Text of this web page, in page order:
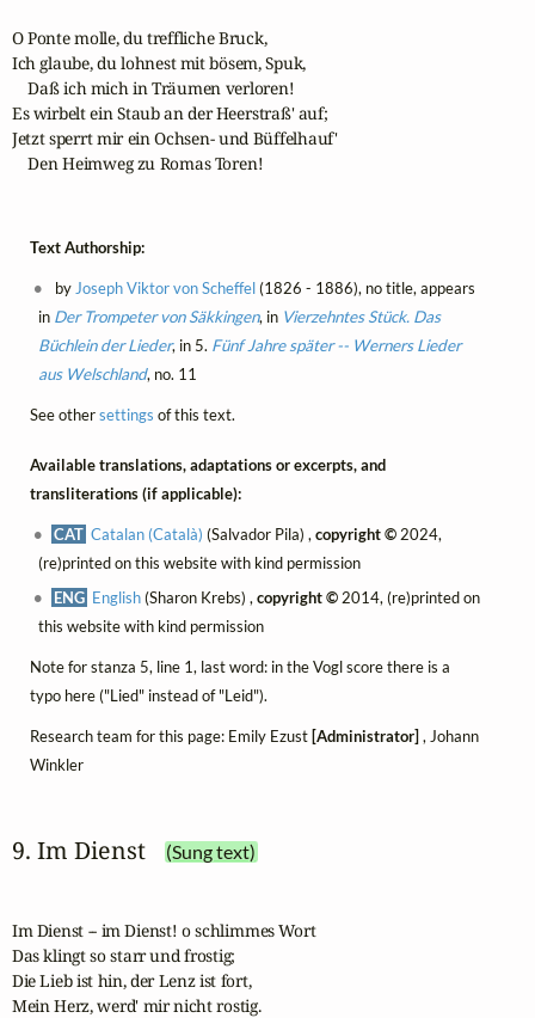
O Ponte molle, du treffliche Bruck,
Ich glaube, du lohnest mit bösem, Spuk,
    Daß ich mich in Träumen verloren!
Es wirbelt ein Staub an der Heerstraß' auf;
Jetzt sperrt mir ein Ochsen- und Büffelhauf'
    Den Heimweg zu Romas Toren!
Text Authorship:
by Joseph Viktor von Scheffel(1826 - 1886), no title, appears
in Der Trompeter von Säkkingen, in Vierzehntes Stück. Das
Büchlein der Lieder, in 5. Fünf Jahre später -- Werners Lieder
aus Welschland, no. 11
See othersettings of this text.
Available translations, adaptations or excerpts, and
transliterations (if applicable):
CAT Catalan (Català) (Salvador Pila) ,copyright ©2024,
(re)printed on this website with kind permission
ENG English(Sharon Krebs) ,copyright © 2014, (re)printed on
this website with kind permission
Note for stanza 5, line 1, last word: in the Vogl score there is a
typo here ("Lied" instead of "Leid").
Research team for this page: Emily Ezust [Administrator] , Johann
Winkler
9. Im Dienst (Sung text)
Im Dienst -- im Dienst! o schlimmes Wort
Das klingt so starr und frostig;
Die Lieb ist hin, der Lenz ist fort,
Mein Herz, werd' mir nicht rostig.